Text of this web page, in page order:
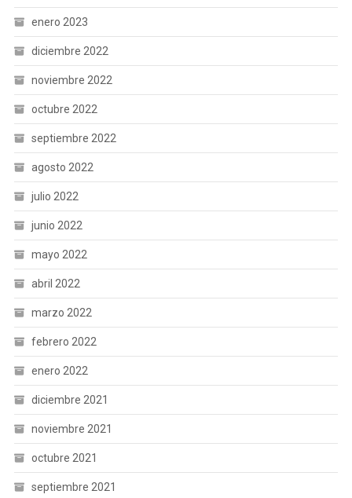
enero 2023
diciembre 2022
noviembre 2022
octubre 2022
septiembre 2022
agosto 2022
julio 2022
junio 2022
mayo 2022
abril 2022
marzo 2022
febrero 2022
enero 2022
diciembre 2021
noviembre 2021
octubre 2021
septiembre 2021